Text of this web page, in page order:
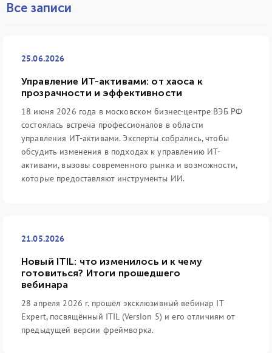
Все записи
25.06.2026
Управление ИТ-активами: от хаоса к
прозрачности и эффективности
18 июня 2026 года в московском бизнес-центре ВЭБ РФ
состоялась встреча профессионалов в области
управления ИТ-активами. Эксперты собрались, чтобы
обсудить изменения в подходах к управлению ИТ-
активами, вызовы современного рынка и возможности,
которые предоставляют инструменты ИИ.
21.05.2026
Новый ITIL: что изменилось и к чему
готовиться? Итоги прошедшего
вебинара
28 апреля 2026 г. прошёл эксклюзивный вебинар IT
Expert, посвящённый ITIL (Version 5) и его отличиям от
предыдущей версии фреймворка.